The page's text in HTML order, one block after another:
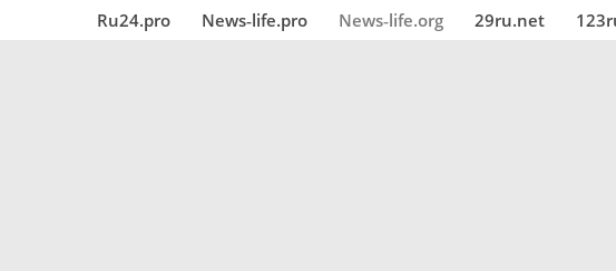
Ru24.pro News‑life.pro News‑life.org 29ru.net